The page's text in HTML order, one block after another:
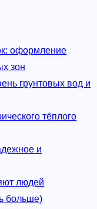
оформление
зон
грунтовых вод и
тёплого
и
людей
больше)